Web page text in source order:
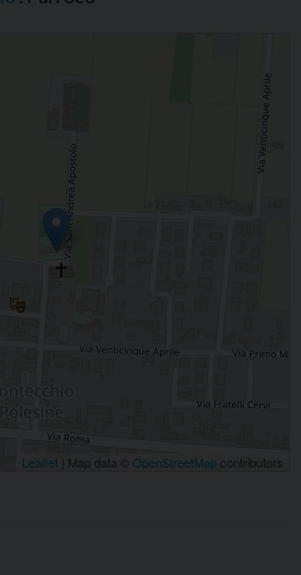
Pontecchio Polesine
Leaflet | Map data © OpenStreetMap contributors